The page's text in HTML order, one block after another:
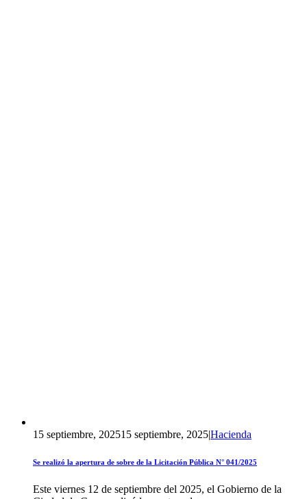
15 septiembre, 202515 septiembre, 2025|Hacienda
Se realizó la apertura de sobre de la Licitación Pública N° 041/2025
Este viernes 12 de septiembre del 2025, el Gobierno de la